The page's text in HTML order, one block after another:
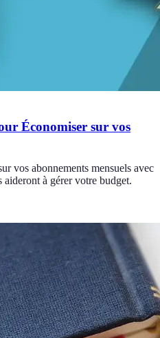
Économiser sur vos
vos abonnements mensuels avec
aideront à gérer votre budget.